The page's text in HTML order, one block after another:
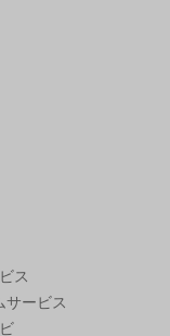
ス
ービス